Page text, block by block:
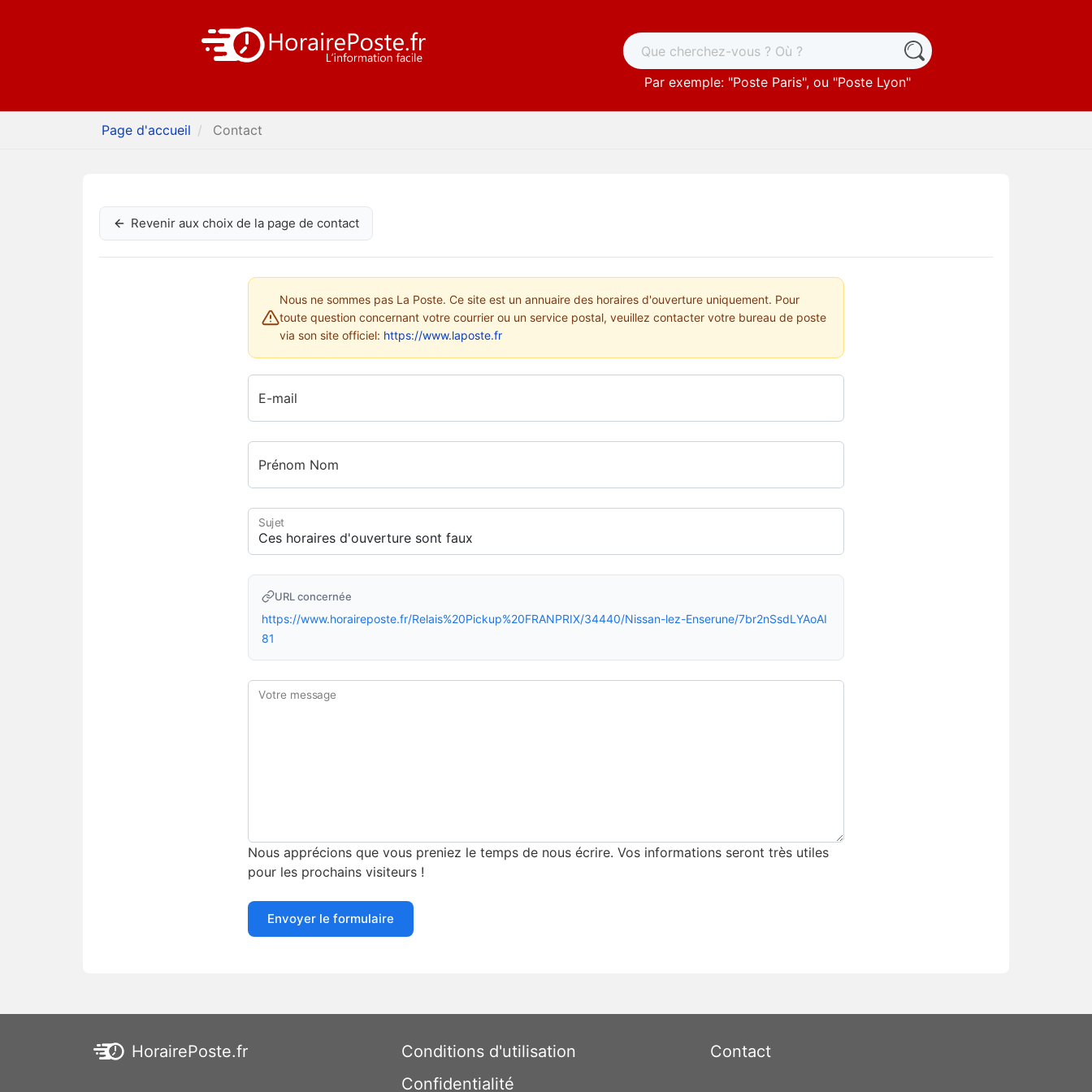
Par exemple: "Poste Paris", ou "Poste Lyon"
Page d'accueil Contact
Revenir aux choix de la page de contact
Nous ne sommes pas La Poste. Ce site est un annuaire des horaires d'ouverture uniquement. Pour
toute question concernant votre courrier ou un service postal, veuillez contacter votre bureau de poste
via son site officiel: https://www.laposte.fr
E-mail
Prénom Nom
Sujet
URL concernée
https://www.horaireposte.fr/Relais%20Pickup%20FRANPRIX/34440/Nissan-lez-Enserune/7br2nSsdLYAoAI
81
Votre message
Nous apprécions que vous preniez le temps de nous écrire. Vos informations seront très utiles
pour les prochains visiteurs !
Envoyer le formulaire
HorairePoste.fr
Conditions d'utilisation
Confidentialité
Contact